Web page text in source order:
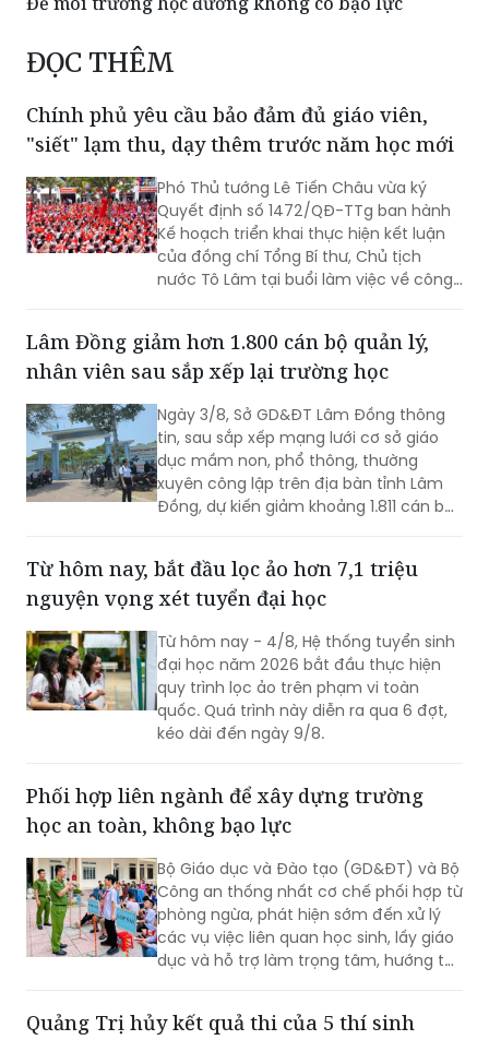
ĐỌC THÊM
Chính phủ yêu cầu bảo đảm đủ giáo viên,
"siết" lạm thu, dạy thêm trước năm học mới
Phó Thủ tướng Lê Tiến Châu vừa ký
Quyết định số 1472/QĐ-TTg ban hành
Kế hoạch triển khai thực hiện kết luận
của đồng chí Tổng Bí thư, Chủ tịch
nước Tô Lâm tại buổi làm việc về công
số 71-NQ/TW của Bộ Chính trị về đột
phá phát triển giáo dục và đào tạo (Kế
Lâm Đồng giảm hơn 1.800 cán bộ quản lý,
nhân viên sau sắp xếp lại trường học
Ngày 3/8, Sở GD&ĐT Lâm Đồng thông
tin, sau sắp xếp mạng lưới cơ sở giáo
dục mầm non, phổ thông, thường
xuyên công lập trên địa bàn tỉnh Lâm
Đồng, dự kiến giảm khoảng 1.811 cán bộ
Từ hôm nay, bắt đầu lọc ảo hơn 7,1 triệu
nguyện vọng xét tuyển đại học
Từ hôm nay - 4/8, Hệ thống tuyển sinh
đại học năm 2026 bắt đầu thực hiện
quy trình lọc ảo trên phạm vi toàn
quốc. Quá trình này diễn ra qua 6 đợt,
kéo dài đến ngày 9/8.
Phối hợp liên ngành để xây dựng trường
học an toàn, không bạo lực
Bộ Giáo dục và Đào tạo (GD&ĐT) và Bộ
Công an thống nhất cơ chế phối hợp từ
phòng ngừa, phát hiện sớm đến xử lý
các vụ việc liên quan học sinh, lấy giáo
dục và hỗ trợ làm trọng tâm, hướng tới
Quảng Trị hủy kết quả thi của 5 thí sinh